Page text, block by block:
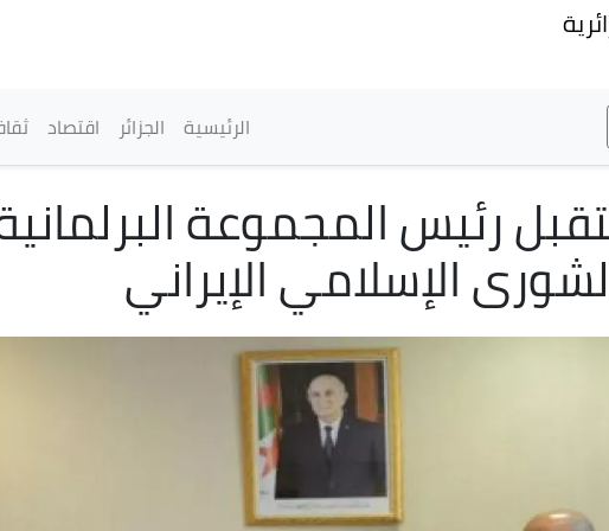
القائمة الرئيسية
الرئيسية الجزائر اقتصاد
رئيس المجموعة البرلمانية
الإسلامي الإيراني